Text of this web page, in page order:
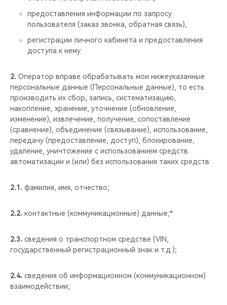
НАШИ МЕРОПРИЯТИЯ
ВИДЕООБЗОРЫ
предоставления информации по запросу
пользователя (заказ звонка, обратная связь),
регистрации личного кабинета и предоставления
доступа к нему.
2. Оператор вправе обрабатывать мои нижеуказанные
персональные данные (Персональные данные), то есть
производить их сбор, запись, систематизацию,
накопление, хранение, уточнение (обновление,
изменение), извлечение, получение, сопоставление
(сравнение), объединение (связывание), использование,
передачу (предоставление, доступ), блокирование,
удаление, уничтожение с использованием средств
автоматизации и (или) без использования таких средств:
2.1. фамилия, имя, отчество;
2.2. контактные (коммуникационные) данные;*
2.3. сведения о транспортном средстве (VIN,
государственный регистрационный знак и т.д.);
2.4. сведения об информационном (коммуникационном)
взаимодействии;